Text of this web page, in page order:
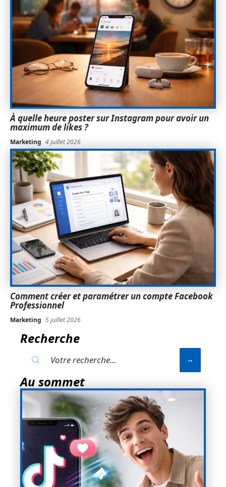
À quelle heure poster sur Instagram pour avoir un
maximum de likes ?
Marketing 4 juillet 2026
Comment créer et paramétrer un compte Facebook
Professionnel
Marketing 5 juillet 2026
Recherche
Au sommet